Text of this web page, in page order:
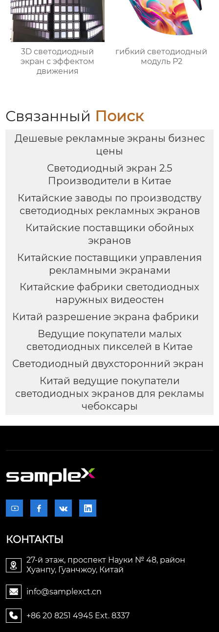
3D светодиодный
экран с эффектом
движения
гибкий светодиодный
модуль P2
Связанный Поиск
Дешевые рекламные экраны бизнес
цены
Светодиодный экран 2.5
Производители в Китае
Китайские заводы по производству
светодиодных рекламных экранов
Китайские поставщики обойных
экранов
Китайские поставщики управления
рекламными экранами
Китайские фабрики светодиодных
наружных видеостен
Китай разрешение экрана фабрики
Ведущие покупатели малых
светодиодных пикселей в Китае
Светодиодный двухсторонний экран
Китай ведущие покупатели
светодиодных экранов для рекламы
чебоксары
   
КОНТАКТЫ

27-й этаж, проспект Науки № 48, район
Хуанпу, Гуанчжоу, Китай
 info@samplexct.cn
 +86 20 8251 4945 Ext. 8337